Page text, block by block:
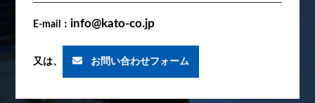
E-mail： info@kato-co.jp
又は、 お問い合わせフォーム